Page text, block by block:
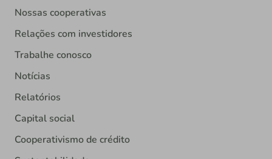
Nossas cooperativas
Relações com investidores
Trabalhe conosco
Notícias
Relatórios
Capital social
Cooperativismo de crédito